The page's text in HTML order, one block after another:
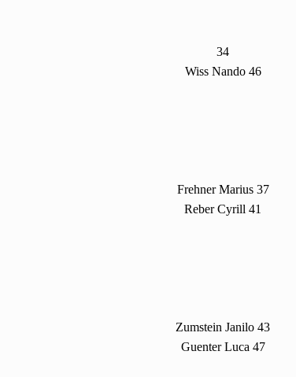
34
Wiss Nando 46
Frehner Marius 37
Reber Cyrill 41
Zumstein Janilo 43
Guenter Luca 47